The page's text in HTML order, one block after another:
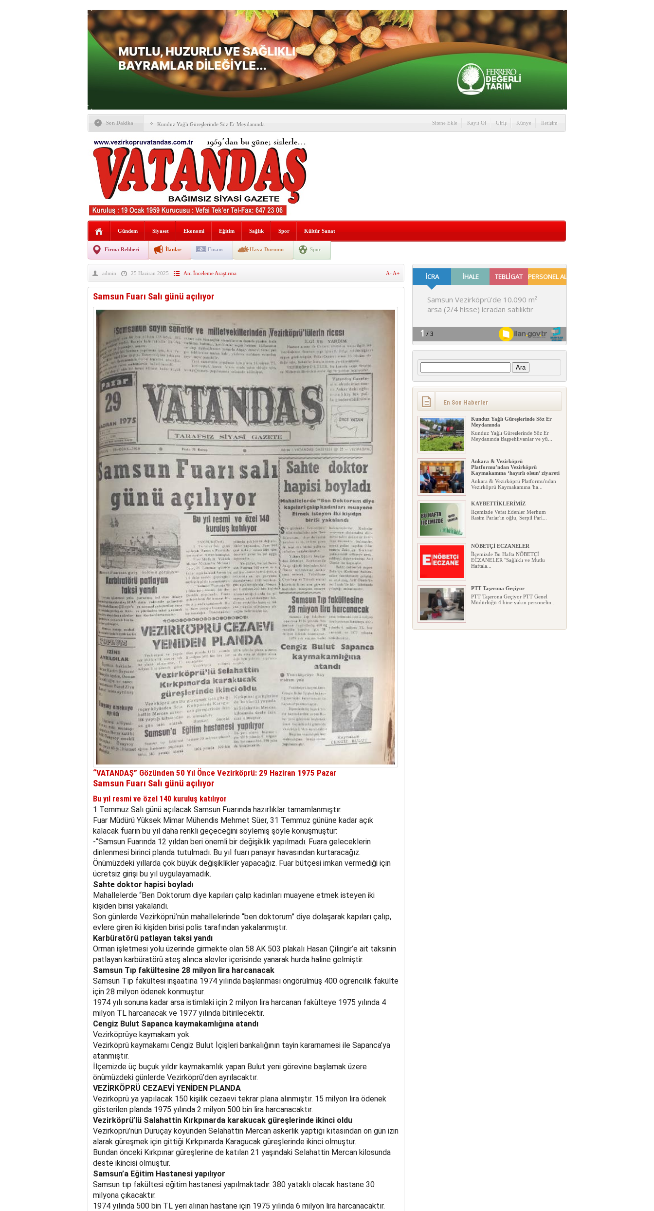
Son Dakika Kunduz Yağlı Güreşlerinde Söz Er Meydanında
Ankara & Vezirköprü Platformu’ndan Vezirköprü
Kaymakamına ‘hayırlı olsun’ ziyareti
KAYBETTİKLERİMİZ
NÖBETÇİ ECZANELER
PTT Taşerona Geçiyor
Erhan Parlar vefat etti
BANA GÖRE
Vezirköprü CHP’de istifa depremi yaşandı!
Sitene Ekle Kayıt Ol Giriş Künye İletişim
Gündem Siyaset Ekonomi Eğitim Sağlık Spor Kültür Sanat
Firma Rehberi İlanlar Finans Hava Durumu Spor
admin 25 Haziran 2025 Anı İnceleme Araştırma A- A+
Samsun Fuarı Salı günü açılıyor
“VATANDAŞ” Gözünden 50 Yıl Önce Vezirköprü: 29 Haziran 1975 Pazar
Samsun Fuarı Salı günü açılıyor
Bu yıl resmi ve özel 140 kuruluş katılıyor
1 Temmuz Salı günü açılacak Samsun Fuarında hazırlıklar tamamlanmıştır.
Fuar Müdürü Yüksek Mimar Mühendis Mehmet Süer, 31 Temmuz gününe kadar açık
kalacak fuarın bu yıl daha renkli geçeceğini söylemiş şöyle konuşmuştur:
-“Samsun Fuarında 12 yıldan beri önemli bir değişiklik yapılmadı. Fuara geleceklerin
dinlenmesi birinci planda tutulmadı. Bu yıl fuarı panayır havasından kurtaracağız.
Önümüzdeki yıllarda çok büyük değişiklikler yapacağız. Fuar bütçesi imkan vermediği için
ücretsiz girişi bu yıl uygulayamadık.
Sahte doktor hapisi boyladı
Mahallelerde “Ben Doktorum diye kapıları çalıp kadınları muayene etmek isteyen iki
kişiden birisi yakalandı.
Son günlerde Vezirköprü’nün mahallelerinde “ben doktorum” diye dolaşarak kapıları çalıp,
evlere giren iki kişiden birisi polis tarafından yakalanmıştır.
Karbüratörü patlayan taksi yandı
Orman işletmesi yolu üzerinde girmekte olan 58 AK 503 plakalı Hasan Çilingir’e ait taksinin
patlayan karbüratörü ateş alınca alevler içerisinde yanarak hurda haline gelmiştir.
Samsun Tıp fakültesine 28 milyon lira harcanacak
Samsun Tıp fakültesi inşaatına 1974 yılında başlanması öngörülmüş 400 öğrencilik fakülte
için 28 milyon ödenek konmuştur.
1974 yılı sonuna kadar arsa istimlaki için 2 milyon lira harcanan fakülteye 1975 yılında 4
milyon TL harcanacak ve 1977 yılında bitirilecektir.
Cengiz Bulut Sapanca kaymakamlığına atandı
Vezirköprüye kaymakam yok.
Vezirköprü kaymakamı Cengiz Bulut İçişleri bankalığının tayin kararnamesi ile Sapanca’ya
atanmıştır.
İlçemizde üç buçuk yıldır kaymakamlık yapan Bulut yeni görevine başlamak üzere
önümüzdeki günlerde Vezirköprü’den ayrılacaktır.
VEZİRKÖPRÜ CEZAEVİ YENİDEN PLANDA
Vezirköprü ya yapılacak 150 kişilik cezaevi tekrar plana alınmıştır. 15 milyon lira ödenek
gösterilen planda 1975 yılında 2 milyon 500 bin lira harcanacaktır.
Vezirköprü’lü Salahattin Kırkpınarda karakucak güreşlerinde ikinci oldu
Vezirköprü’nün Duruçay köyünden Selahattin Mercan askerlik yaptığı kıtasından on gün izin
alarak güreşmek için gittiği Kırkpınarda Karagucak güreşlerinde ikinci olmuştur.
Bundan önceki Kırkpınar güreşlerine de katılan 21 yaşındaki Selahattin Mercan kilosunda
deste ikincisi olmuştur.
Samsun’a Eğitim Hastanesi yapılıyor
Samsun tıp fakültesi eğitim hastanesi yapılmaktadır. 380 yataklı olacak hastane 30
milyona çıkacaktır.
1974 yılında 500 bin TL yeri alınan hastane için 1975 yılında 6 milyon lira harcanacaktır.
Arama:
En Son Haberler
Kunduz Yağlı Güreşlerinde Söz Er
Meydanında
Kunduz Yağlı Güreşlerinde Söz Er
Meydanında Başpehlivanlar ve yü...
Ankara & Vezirköprü
Platformu’ndan Vezirköprü
Kaymakamına ‘hayırlı olsun’ ziyareti
Ankara & Vezirköprü Platformu'ndan
Vezirköprü Kaymakamına 'ha...
KAYBETTİKLERİMİZ
İlçemizde Vefat Edenler Merhum
Rasim Parlar'ın oğlu, Serpil Parl...
NÖBETÇİ ECZANELER
İlçemizde Bu Hafta NÖBETÇİ
ECZANELER "Sağlıklı ve Mutlu
Haftala...
PTT Taşerona Geçiyor
PTT Taşerona Geçiyor PTT Genel
Müdürlüğü 4 bine yakın personelin...
Erhan Parlar vefat etti